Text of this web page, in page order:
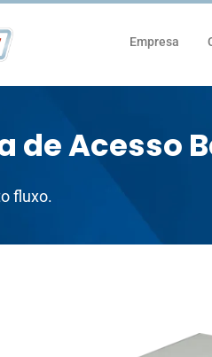
Empresa
de Acesso
fluxo.